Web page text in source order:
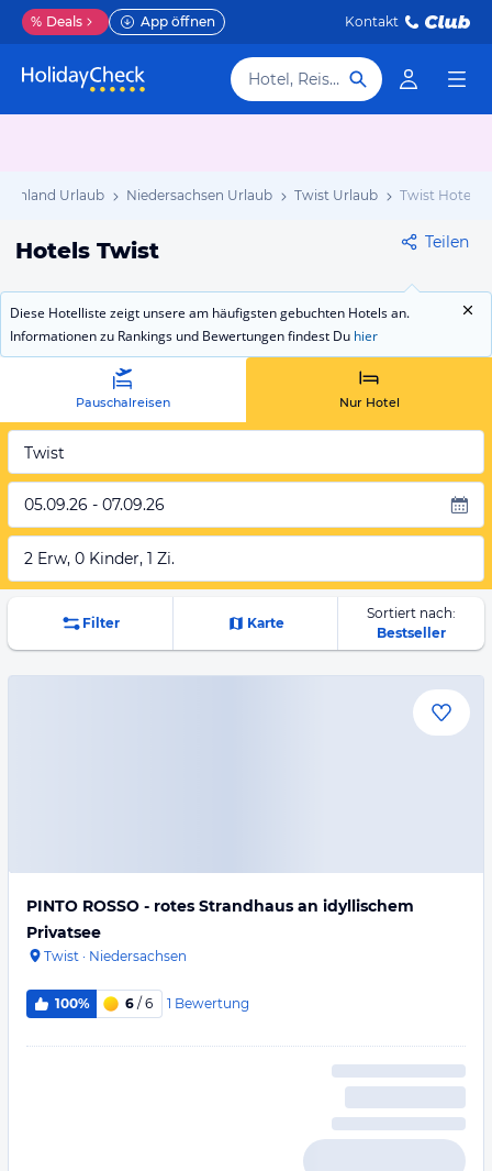
% Deals App öffnen Kontakt
Hotel, Reiseziel
Urlaub Niedersachsen Urlaub Twist Urlaub Twist Hotels
Hotels Twist Teilen
Diese Hotelliste zeigt unsere am häufigsten gebuchten Hotels an.
Informationen zu Rankings und Bewertungen findest Du hier
Pauschalreisen Nur Hotel
Twist
05.09.26 - 07.09.26
2 Erw, 0 Kinder, 1 Zi.
Filter Karte
Sortiert nach:
Bestseller
PINTO ROSSO - rotes Strandhaus an idyllischem
Privatsee
Twist · Niedersachsen
100% 6 / 6 1 Bewertung